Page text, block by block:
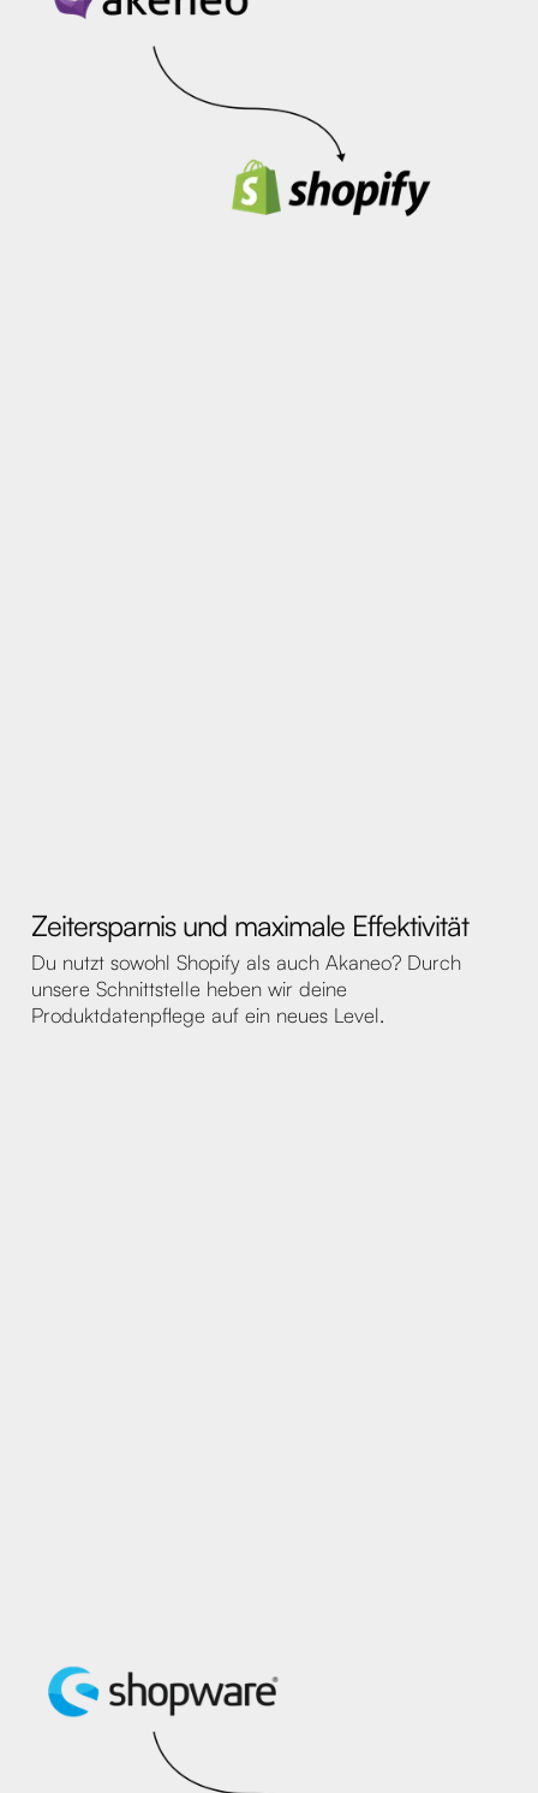
Zeitersparnis und maximale Effektivität
Du nutzt sowohl Shopify als auch Akaneo? Durch
unsere Schnittstelle heben wir deine
Produktdatenpflege auf ein neues Level.